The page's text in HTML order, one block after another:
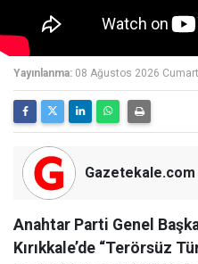
Yayınlanma: 08 Ağustos 2026
Gazetekale.com
Anahtar Parti Genel
Kırıkkale’de “Terörsüz